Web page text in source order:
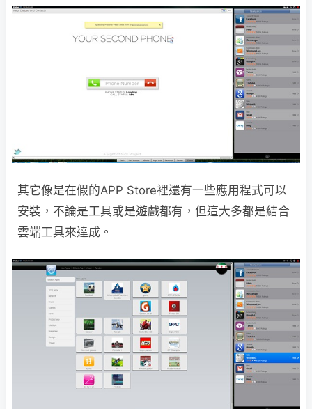
其它像是在假的APP Store裡還有一些應用程式可以
安裝，不論是工具或是遊戲都有，但這大多都是結合
雲端工具來達成。